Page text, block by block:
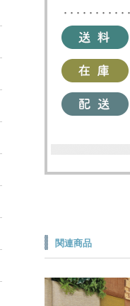
関連商品